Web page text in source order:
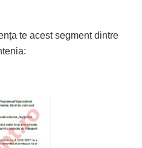
te acest segment dintre